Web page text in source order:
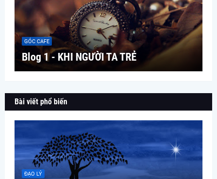
GÓC CAFE
Blog 1 - KHI NGƯỜI TA TRẺ
Bài viết phổ biến
ĐẠO LÝ